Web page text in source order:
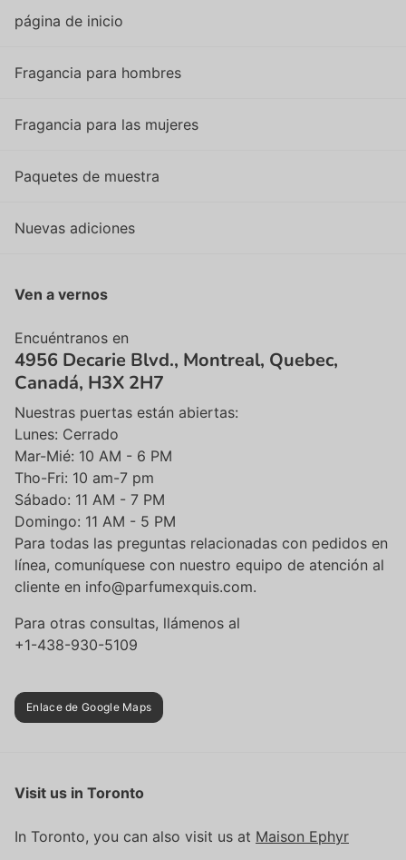
página de inicio
Fragancia para hombres
Fragancia para las mujeres
Paquetes de muestra
Nuevas adiciones
Ven a vernos
Encuéntranos en
4956 Decarie Blvd., Montreal, Quebec,
Canadá, H3X 2H7
Nuestras puertas están abiertas:
Lunes: Cerrado
Mar-Mié: 10 AM - 6 PM
Tho-Fri: 10 am-7 pm
Sábado: 11 AM - 7 PM
Domingo: 11 AM - 5 PM
Para todas las preguntas relacionadas con pedidos en
línea, comuníquese con nuestro equipo de atención al
cliente en info@parfumexquis.com.
Para otras consultas, llámenos al
+1-438-930-5109
Enlace de Google Maps
Visit us in Toronto
In Toronto, you can also visit us at Maison Ephyr